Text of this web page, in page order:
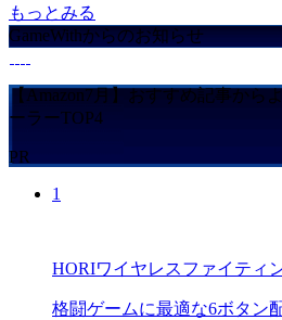
もっとみる
GameWithからのお知らせ
【Amazon7月】おすすめ記事から
ーラーTOP4
PR
1
HORIワイヤレスファイティ
格闘ゲームに最適な6ボタン